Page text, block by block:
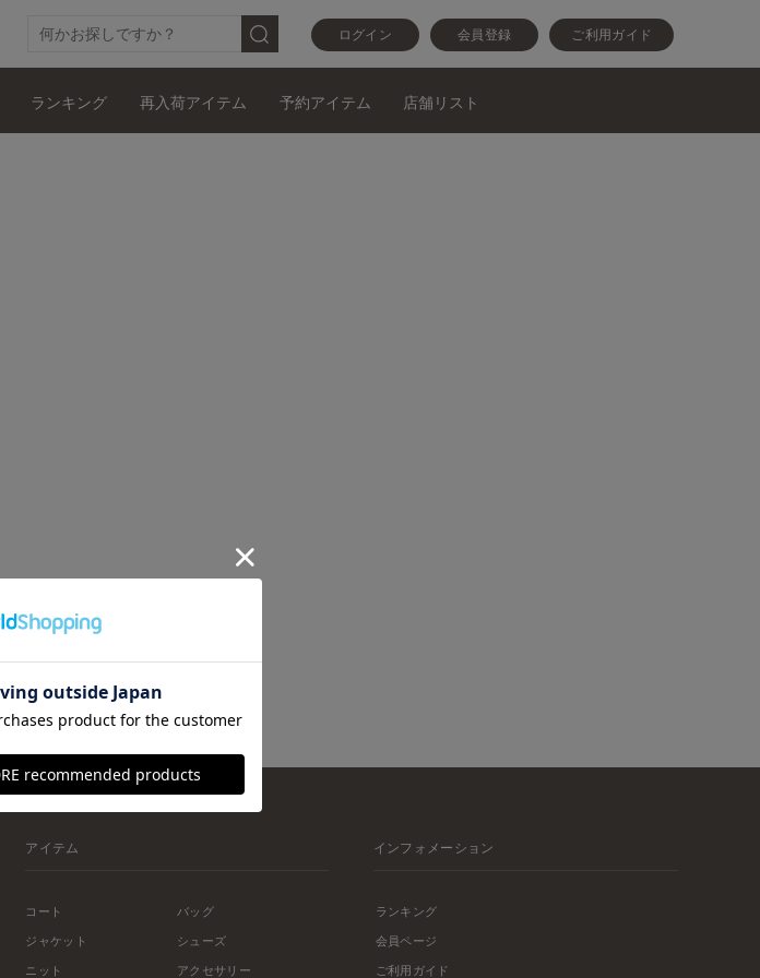
ログイン 会員登録 ご利用ガイド
ランキング 再入荷アイテム 予約アイテム 店舗リスト
アイテム
コート
ジャケット
ニット
バッグ
シューズ
アクセサリー
インフォメーション
ランキング
会員ページ
ご利用ガイド